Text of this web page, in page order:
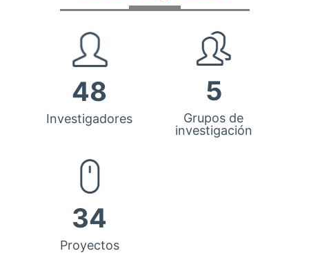
48
Investigadores
5
Grupos de
investigación
34
Proyectos